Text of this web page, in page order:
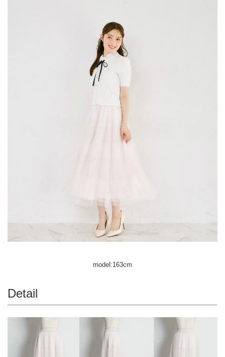
model:163cm
Detail